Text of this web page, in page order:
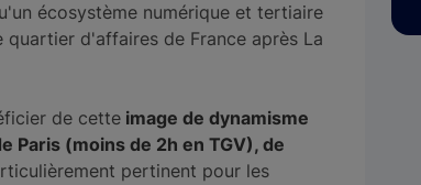
écosystème numérique et tertiaire
d'affaires de France après La
de cette image de dynamisme
Paris (moins de 2h en TGV), de
pertinent pour les